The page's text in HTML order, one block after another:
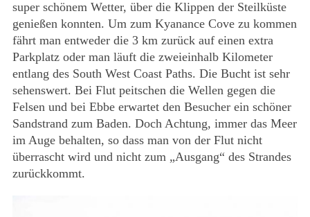
super schönem Wetter, über die Klippen der Steilküste
genießen konnten. Um zum Kyanance Cove zu kommen
fährt man entweder die 3 km zurück auf einen extra
Parkplatz oder man läuft die zweieinhalb Kilometer
entlang des South West Coast Paths. Die Bucht ist sehr
sehenswert. Bei Flut peitschen die Wellen gegen die
Felsen und bei Ebbe erwartet den Besucher ein schöner
Sandstrand zum Baden. Doch Achtung, immer das Meer
im Auge behalten, so dass man von der Flut nicht
überrascht wird und nicht zum „Ausgang“ des Strandes
zurückkommt.